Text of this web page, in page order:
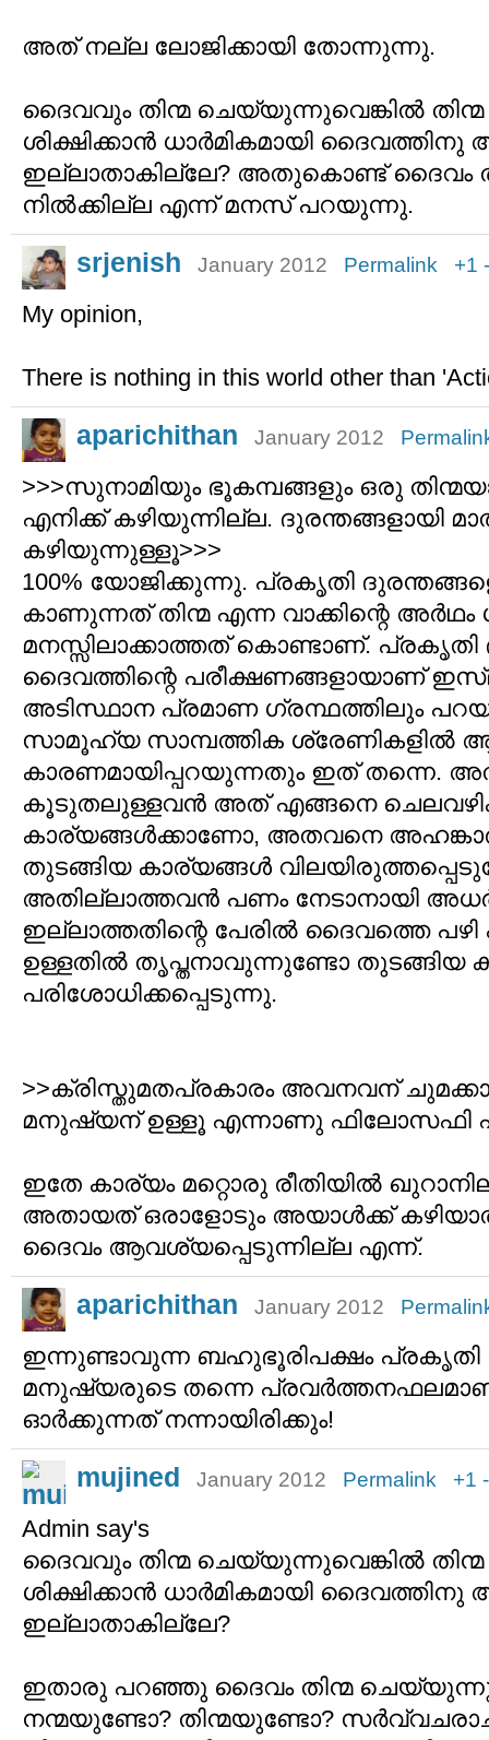
അത് നല്ല ലോജിക്കായി തോന്നുന്നു.
ദൈവവും തിന്മ ചെയ്യുന്നുവെങ്കില്‍
ശിക്ഷിക്കാന്‍ ധാര്‍മികമായി
ഇല്ലാതാകില്ലേ? അതുകൊണ്ട് ദൈവം
നില്‍ക്കില്ല എന്ന് മനസ് പറയുന്നു.
srjenish January 2012 Permalink +1
My opinion,
There is nothing in this world other than
aparichithan January 2012
>>>സുനാമിയും ഭൂകമ്പങ്ങളും ഒരു
എനിക്ക് കഴിയുന്നില്ല. ദുരന്തങ്ങളായി
കഴിയുന്നുള്ളൂ>>>
100% യോജിക്കുന്നു. പ്രകൃതി
കാണുന്നത് തിന്മ എന്ന വാക്കിന്റെ അര്‍ഥം
മനസ്സിലാക്കാത്തത് കൊണ്ടാണ്. പ്രകൃതി
ദൈവത്തിന്റെ പരീക്ഷണങ്ങളായാണ്
അടിസ്ഥാന പ്രമാണ ഗ്രന്ഥത്തിലും
സാമൂഹ്യ സാമ്പത്തിക ശ്രേണികളില്‍
കാരണമായിപ്പറയുന്നതും ഇത് തന്നെ.
കൂടുതലുള്ളവന്‍ അത് എങ്ങനെ
കാര്യങ്ങള്‍ക്കാണോ, അതവനെ
തുടങ്ങിയ കാര്യങ്ങള്‍
അതില്ലാത്തവന്‍ പണം നേടാനായി
ഇല്ലാത്തതിന്റെ പേരില്‍ ദൈവത്തെ
ഉള്ളതില്‍ തൃപ്തനാവുന്നുണ്ടോ തുടങ്ങിയ
പരിശോധിക്കപ്പെടുന്നു.
>>ക്രിസ്തുമതപ്രകാരം അവനവന്
മനുഷ്യന് ഉള്ളൂ എന്നാണു ഫിലോസഫി
ഇതേ കാര്യം മറ്റൊരു രീതിയില്‍
അതായത് ഒരാളോടും അയാള്‍ക്ക്‌
ദൈവം ആവശ്യപ്പെടുന്നില്ല എന്ന്‍.
aparichithan January 2012
ഇന്നുണ്ടാവുന്ന ബഹുഭൂരിപക്ഷം പ്രകൃതി
മനുഷ്യരുടെ തന്നെ
ഓര്‍ക്കുന്നത് നന്നായിരിക്കും!
mujined January 2012 Permalink +1
Admin say's
ദൈവവും തിന്മ ചെയ്യുന്നുവെങ്കില്‍
ശിക്ഷിക്കാന്‍ ധാര്‍മികമായി
ഇല്ലാതാകില്ലേ?
ഇതാരു പറഞ്ഞു ദൈവം തിന്മ
നന്മയുണ്ടോ? തിന്മയുണ്ടോ?